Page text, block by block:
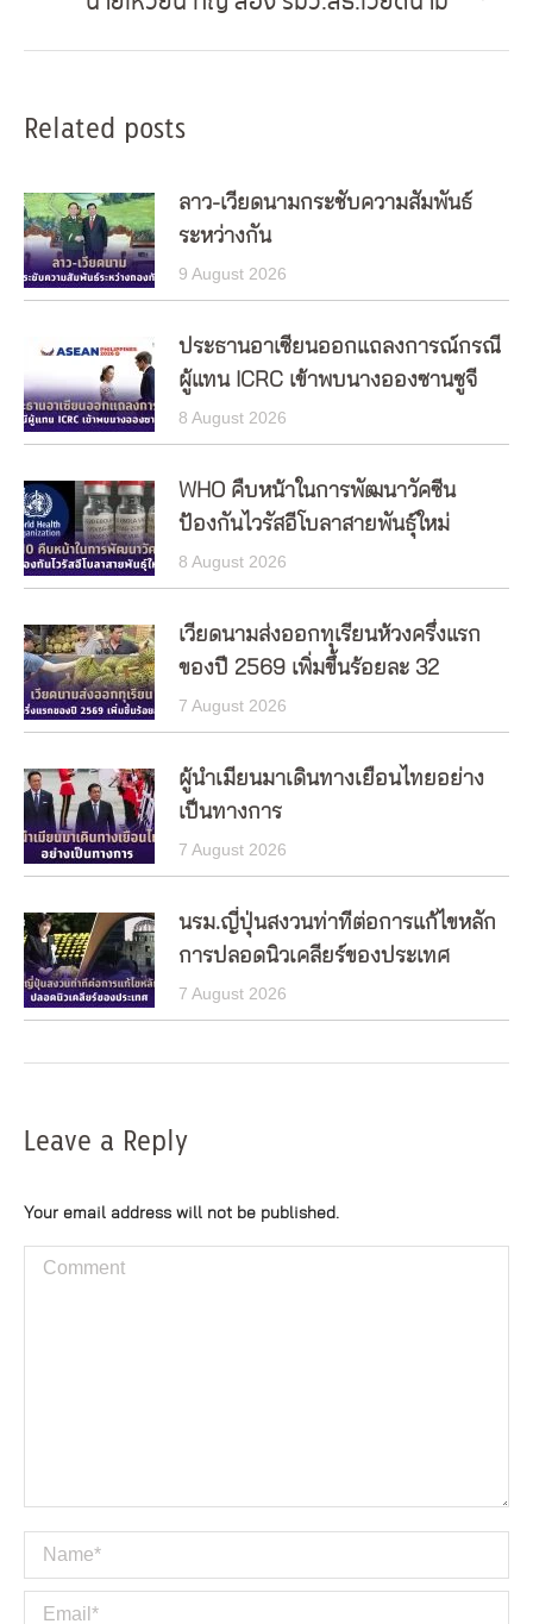
Related posts
ลาว-เวียดนามกระชับความสัมพันธ์
ระหว่างกัน
9 August 2026
ประธานอาเซียนออกแถลงการณ์กรณี
ผู้แทน ICRC เข้าพบนางอองซานซูจี
8 August 2026
WHO คืบหน้าในการพัฒนาวัคซีน
ป้องกันไวรัสอีโบลาสายพันธุ์ใหม่
8 August 2026
เวียดนามส่งออกทุเรียนห้วงครึ่งแรก
ของปี 2569 เพิ่มขึ้นร้อยละ 32
7 August 2026
ผู้นำเมียนมาเดินทางเยือนไทยอย่าง
เป็นทางการ
7 August 2026
นรม.ญี่ปุ่นสงวนท่าทีต่อการแก้ไขหลัก
การปลอดนิวเคลียร์ของประเทศ
7 August 2026
Leave a Reply
Your email address will not be published.
Comment
Name *
Email *